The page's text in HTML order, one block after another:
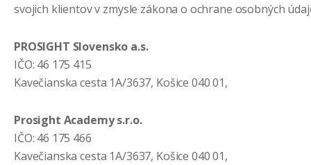
svojich klientov v zmysle zákona o ochrane osobných
PROSIGHT Slovensko a.s.
IČO: 46 175 415
Kavečianska cesta 1A/3637, Košice 040 01,
Prosight Academy s.r.o.
IČO: 46 175 466
Kavečianska cesta 1A/3637, Košice 040 01,